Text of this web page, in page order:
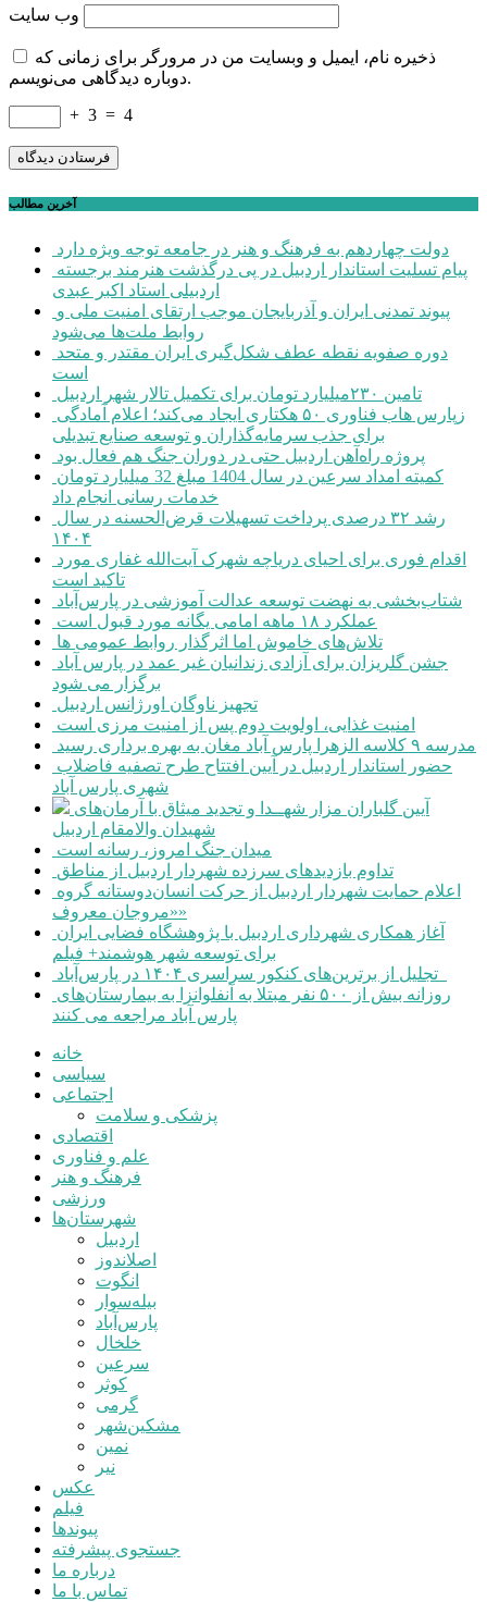
وب‌ سایت
ذخیره نام، ایمیل و وبسایت من در مرورگر برای زمانی که
دوباره دیدگاهی می‌نویسم.
+ 3 = 4
آخرین مطالب
دولت چهاردهم به فرهنگ و هنر در جامعه توجه ویژه دارد
اردبیلی استاد اکبر عبدی
روابط ملت‌ها می‌شود
است
تامین ۲۳۰میلیارد تومان برای تکمیل تالار شهر اردبیل
برای جذب سرمایه‌گذاران و توسعه صنایع تبدیلی
پروژه راه‌آهن اردبیل حتی در دوران جنگ هم فعال بود
خدمات رسانی انجام داد
۱۴۰۴
تاکید است
شتاب‌بخشی به نهضت توسعه عدالت آموزشی در پارس‌آباد
عملکرد ۱۸ ماهه امامی یگانه مورد قبول است
تلاش‌های خاموش اما اثرگذار روابط عمومی ها
برگزار می شود
تجهیز ناوگان اورژانس اردبیل
امنیت غذایی، اولویت دوم پس از امنیت مرزی است
مدرسه ۹ کلاسه الزهرا پارس آباد مغان به بهره برداری رسید
شهری پارس آباد
شهیدان والامقام اردبیل
میدان جنگ امروز، رسانه است
تداوم بازدیدهای سرزده شهردار اردبیل از مناطق
«مروجان معروف»
برای توسعه شهر هوشمند+ فیلم
پارس آباد مراجعه می کنند
خانه
سیاسی
اجتماعی
پزشکی و سلامت
اقتصادی
علم و فناوری
فرهنگ و هنر
ورزشی
شهرستان‌ها
اردبیل
اصلاندوز
انگوت
بیله‌سوار
پارس‌آباد
خلخال
سرعین
کوثر
گرمی
مشکین‌شهر
نمین
نیر
عکس
فیلم
پیوندها
جستجوی پیشرفته
درباره ما
تماس با ما